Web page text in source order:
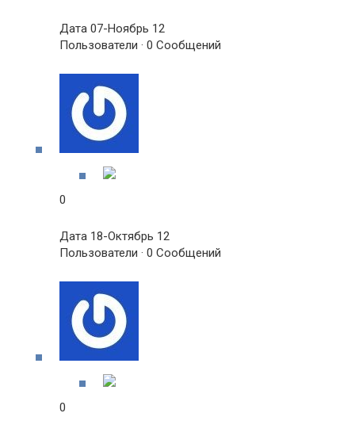
Дата 07-Ноябрь 12
Пользователи · 0 Сообщений
0
Дата 18-Октябрь 12
Пользователи · 0 Сообщений
0